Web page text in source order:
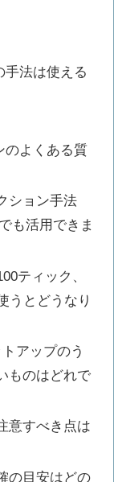
手法は使える
のよくある質
ション手法
も活用できま
ティック、
うとどうなり
アップのう
ものはどれで
意すべき点は
の目安はどの